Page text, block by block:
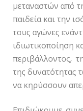
μεταναστών από
παιδεία και την
τους αγώνες
ιδιωτικοποίηση
περιβάλλοντος,
της δυνατότητας
να κηρύσσουν